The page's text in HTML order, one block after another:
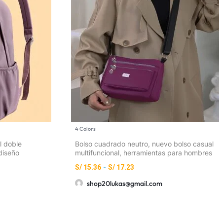
doble
4 Colors
Bolso cuadrado neutro, nuevo bolso casual
multifuncional, herramientas para hombres
viaje cruzado, mochila [cierre aleatorio
S/ 15.36 - S/ 17.23
shop20lukas@gmail.com